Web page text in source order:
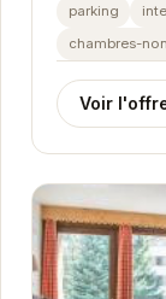
parking
chambres-
Voir